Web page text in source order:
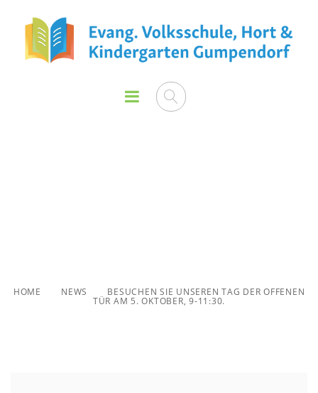
HOME NEWS BESUCHEN SIE UNSEREN TAG DER OFFENEN
TÜR AM 5. OKTOBER, 9-11:30.